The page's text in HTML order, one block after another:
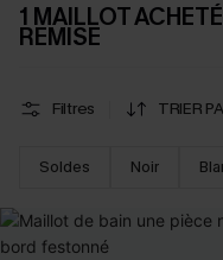
1 MAILLOT
REMISE
Filtres TRIER
Soldes Noir